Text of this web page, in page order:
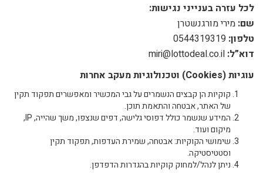
לכל עזרה בענייני נגישות:
שם: מירי מורגנשטרן
טלפון:
דוא”ל:
עוגיות (Cookies) וטכנולוגיות מעקב אחרות
קוקיות הן קבצים הנשמרים על גבי המכשיר ומאפשרים תפקוד תקין
של האתר, אבטחה והתאמת תוכן.
המידע שנשמר כולל דפוסי גלישה, דפים שנצפו, משך שהייה, IP,
מיקום ועוד.
שימושי הקוקיות: אבטחה, שמירת העדפות, תפקוד תקין
וסטטיסטיקה.
ניתן לנהל/למחוק קוקיות בהגדרות הדפדפן.